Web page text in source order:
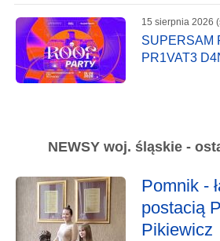
15 sierpnia 2026
SUPERSAM
PR1VAT3
NEWSY woj. śląskie -
Pomnik -
postacią
Pikiewicz